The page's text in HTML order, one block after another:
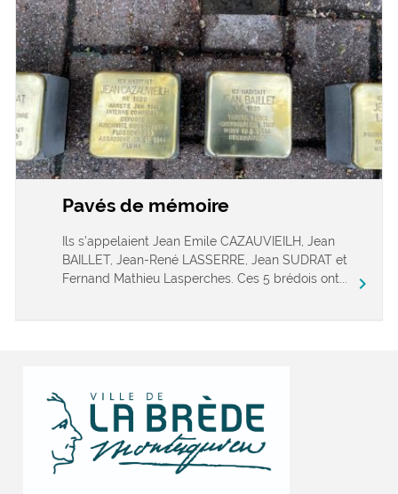
Pavés de mémoire
Ils s’appelaient Jean Emile CAZAUVIEILH, Jean
BAILLET, Jean-René LASSERRE, Jean SUDRAT et
Fernand Mathieu Lasperches. Ces 5 brédois ont...
chevron_right